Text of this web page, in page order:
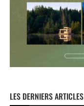
LES DERNIERS ARTICLES